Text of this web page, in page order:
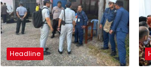
Headline